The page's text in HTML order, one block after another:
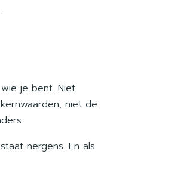
je bent. Niet
niet de
nergens. En als